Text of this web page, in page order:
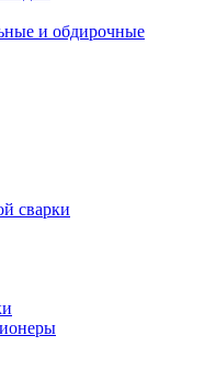
и обдирочные
сварки